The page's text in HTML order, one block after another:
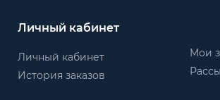
Личный кабинет
Личный кабинет
История заказов
Мои